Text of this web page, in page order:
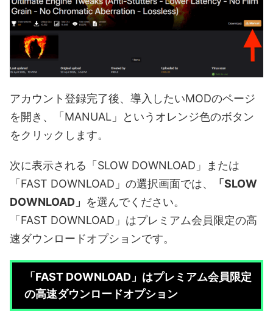
アカウント登録完了後、導入したいMODのページ
を開き、「MANUAL」というオレンジ色のボタン
をクリックします。
次に表示される「SLOW DOWNLOAD」または
「FAST DOWNLOAD」の選択画面では、
「SLOW
DOWNLOAD」 を選んでください。
「FAST DOWNLOAD」はプレミアム会員限定の高
速ダウンロードオプションです。
「FAST DOWNLOAD」はプレミアム会員限定
の高速ダウンロードオプション